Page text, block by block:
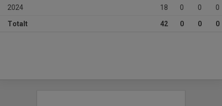
2024 18 0 0 0
Totalt 42 0 0 0